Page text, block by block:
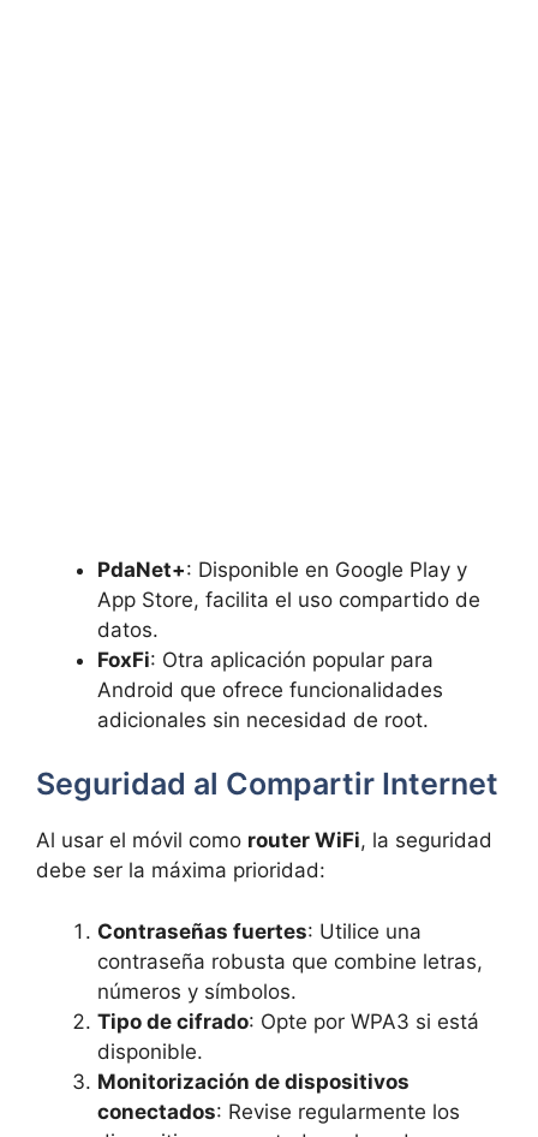
PdaNet+: Disponible en Google Play y
App Store, facilita el uso compartido de
datos.
FoxFi: Otra aplicación popular para
Android que ofrece funcionalidades
adicionales sin necesidad de root.
Seguridad al Compartir Internet
Al usar el móvil como router WiFi, la seguridad
debe ser la máxima prioridad:
Contraseñas fuertes: Utilice una
contraseña robusta que combine letras,
números y símbolos.
Tipo de cifrado: Opte por WPA3 si está
disponible.
Monitorización de dispositivos
conectados: Revise regularmente los